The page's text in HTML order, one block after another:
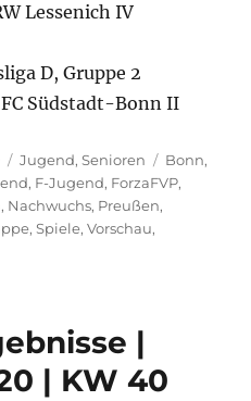
Lessenich IV
D, Gruppe 2
Südstadt-Bonn II
Kategorien
Jugend,Senioren Bonn,
, F-Jugend, ForzaFVP,
, Nachwuchs, Preußen,
,Spiele,Vorschau,
|
| KW 40